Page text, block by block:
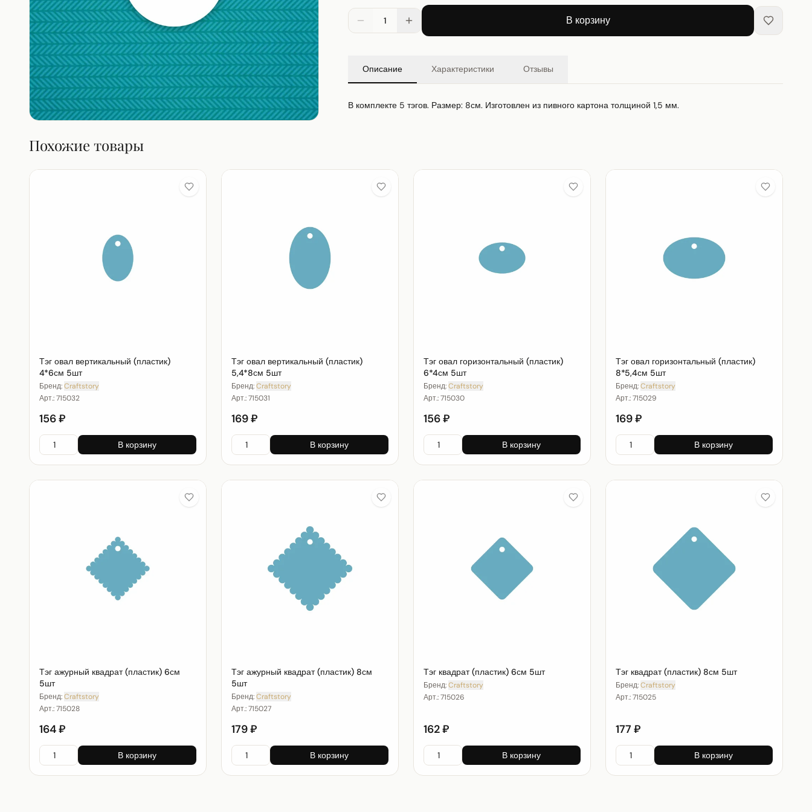
1 В корзину
Описание Характеристики Отзывы
В комплекте 5 тэгов. Размер: 8см. Изготовлен из пивного картона толщиной 1,5 мм.
Похожие товары
Тэг овал вертикальный (пластик)
4*6см 5шт
Бренд:Craftstory
Арт.:715032
156 ₽
В корзину
Тэг овал вертикальный (пластик)
5,4*8см 5шт
Бренд:Craftstory
Арт.:715031
169 ₽
В корзину
Тэг овал горизонтальный (пластик)
6*4см 5шт
Бренд:Craftstory
Арт.:715030
156 ₽
В корзину
Тэг овал горизонтальный (пластик)
8*5,4см 5шт
Бренд:Craftstory
Арт.:715029
169 ₽
В корзину
Тэг ажурный квадрат (пластик) 6см
5шт
Бренд:Craftstory
Арт.:715028
164 ₽
В корзину
Тэг ажурный квадрат (пластик) 8см
5шт
Бренд:Craftstory
Арт.:715027
179 ₽
В корзину
Тэг квадрат (пластик) 6см 5шт
Бренд:Craftstory
Арт.:715026
162 ₽
В корзину
Тэг квадрат (пластик) 8см 5шт
Бренд:Craftstory
Арт.:715025
177 ₽
В корзину